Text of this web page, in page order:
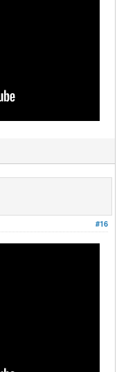
#16